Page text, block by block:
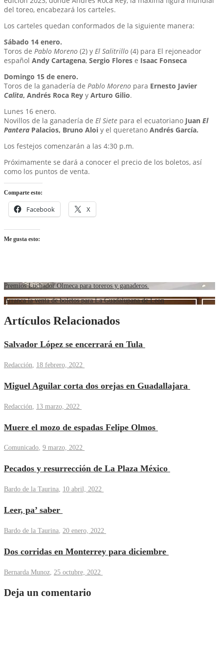
del toreo, encabezará los carteles.
Los carteles quedan conformados de la siguiente manera:
Sábado 14 enero.
Toros de Pablo Moreno (2) y El Salitrillo (4) para El rejoneador
español Andy Cartagena, Sergio Flores e Isaac Fonseca
Domingo 15 de enero.
Toros de la ganadería de Pablo Moreno para Ernesto Javier
Calita, Andrés Roca Rey y Arturo Gilio.
Lunes 16 enero.
Novillos de la ganadería de El Siete para el ecuatoriano Juan El
Pantera Palacios, Bruno Aloi y el queretano Andrés García.
Los festejos comenzarán a las 4:30 p.m.
Próximamente se dará a conocer el precio de los boletos, así
como los puntos de venta.
Comparte esto:
Facebook X
Me gusta esto:
Premios Luchador Olmeca para toreros y ganaderos.
Arranca la venta de boletos para La Guadalupana de León
Artículos Relacionados
Salvador López se encerrará en Tula
Redacción 18 febrero, 2022
Miguel Aguilar corta dos orejas en Guadallajara
Redacción 13 marzo, 2022
Muere el mozo de espadas Felipe Olmos
Comunicado, 9 marzo, 2022
Pecados y resurrección de La Plaza México
Bardo de la Taurina, 10 abril, 2022
Leer, pa’ saber
Bardo de la Taurina, 20 enero, 2022
Dos corridas en Monterrey para diciembre
Bernarda Munoz, 25 octubre, 2022
Deja un comentario